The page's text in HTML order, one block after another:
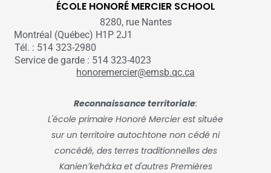
ÉCOLE HONORÉ MERCIER SCHOOL
8280, rue Nantes
Montréal (Québec) H1P 2J1
Tél. : 514 323-2980
Service de garde : 514 323-4023
honoremercier@emsb.qc.ca
Reconnaissance territoriale:
L'école primaire Honoré Mercier est située
sur un territoire autochtone non cédé ni
concédé, des terres traditionnelles des
Kanienʼkehá:ka et d'autres Premières